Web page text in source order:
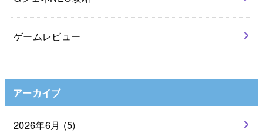
ゲームレビュー
アーカイブ
2026年6月 (5)